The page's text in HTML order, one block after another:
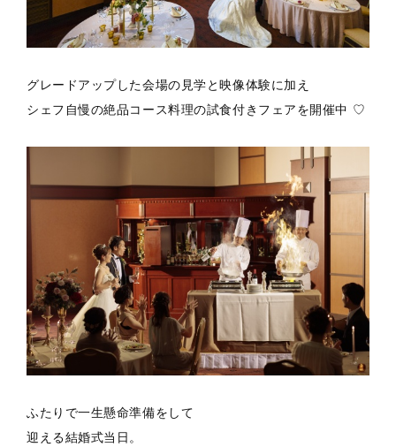
グレードアップした会場の見学と映像体験に加え
シェフ自慢の絶品コース料理の試食付きフェアを開催中 ♡
ふたりで一生懸命準備をして
迎える結婚式当日。